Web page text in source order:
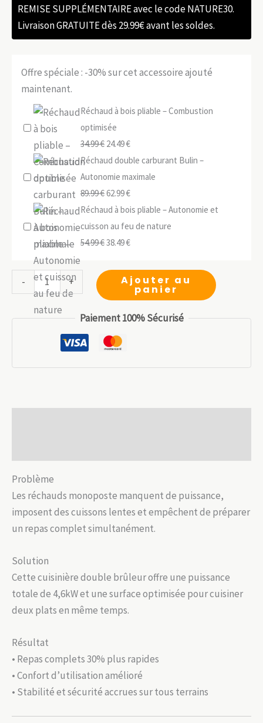
REMISE SUPPLÉMENTAIRE avec le code NATURE30.
Livraison GRATUITE dès 29.99€ avant les soldes.
Offre spéciale : -30% sur cet accessoire ajouté
maintenant.
Réchaud à bois pliable – Combustion
optimisée
34.99€ Le
prix
initial
était :
34.99 €.
24.49€Le
prix
actuel
est :
24.49 €.
Réchaud double carburant Bulin –
Autonomie maximale
89.99€Le
prix
initial
était :
62.99€Le
prix
actuel
est :
Réchaud à bois pliable – Autonomie et
cuisson au feu de nature
54.99€Le
initial
38.49€Le
actuel
est :
-
quantité
de
Cuisinière
Compacte
+ Ajouter au
panier
Paiement 100% Sécurisé
Problème
Les réchauds monoposte manquent de puissance,
imposent des cuissons lentes et empêchent de préparer
un repas complet simultanément.
Solution
Cette cuisinière double brûleur offre une puissance
totale de 4,6kW et une surface optimisée pour cuisiner
deux plats en même temps.
Résultat
• Repas complets 30% plus rapides
• Confort d’utilisation amélioré
• Stabilité et sécurité accrues sur tous terrains